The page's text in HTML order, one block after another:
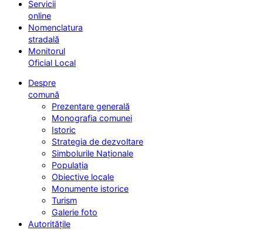
Servicii
online
Nomenclatura
stradală
Monitorul
Oficial Local
Despre
comună
Prezentare generală
Monografia comunei
Istoric
Strategia de dezvoltare
Simbolurile Naționale
Populația
Obiective locale
Monumente istorice
Turism
Galerie foto
Autoritățile